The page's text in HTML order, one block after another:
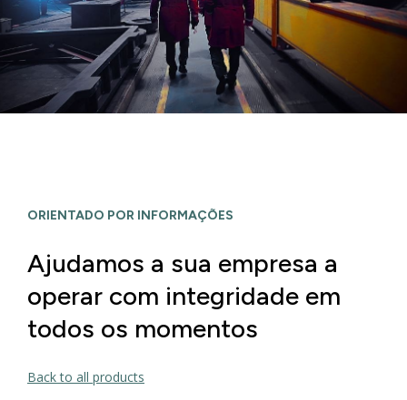
ORIENTADO POR INFORMAÇÕES
Ajudamos a sua empresa a
operar com integridade em
todos os momentos
Back to all products